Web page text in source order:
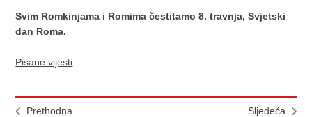
Svim Romkinjama i Romima čestitamo 8. travnja, Svjetski
dan Roma.
Pisane vijesti
Prethodna
Sljedeća